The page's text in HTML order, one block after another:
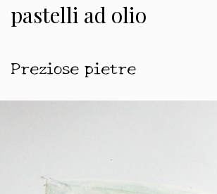
pastelli ad olio
Preziose pietre